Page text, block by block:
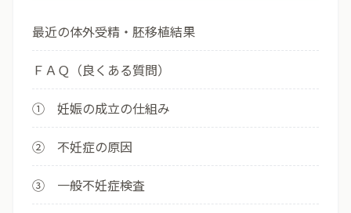
最近の体外受精・胚移植結果
ＦＡＱ（良くある質問）
① 妊娠の成立の仕組み
② 不妊症の原因
③ 一般不妊症検査